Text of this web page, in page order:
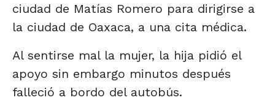
ciudad de Matías Romero para dirigirse a
la ciudad de Oaxaca, a una cita médica.
Al sentirse mal la mujer, la hija pidió el
apoyo sin embargo minutos después
falleció a bordo del autobús.